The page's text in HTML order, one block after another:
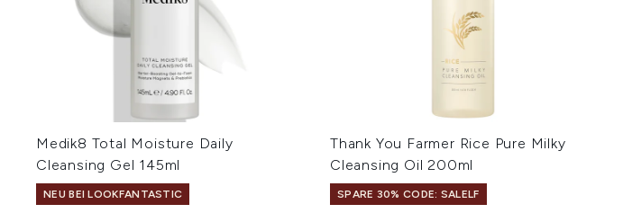
Medik8 Total Moisture Daily
Cleansing Gel 145ml
NEU BEI LOOKFANTASTIC
Thank You Farmer Rice Pure Milky
Cleansing Oil 200ml
SPARE 30% CODE: SALELF